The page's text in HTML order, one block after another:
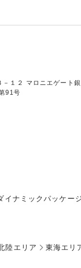
１２ マロニエゲート銀
91号
イナミックパッケー
陸エリア 東海エリ